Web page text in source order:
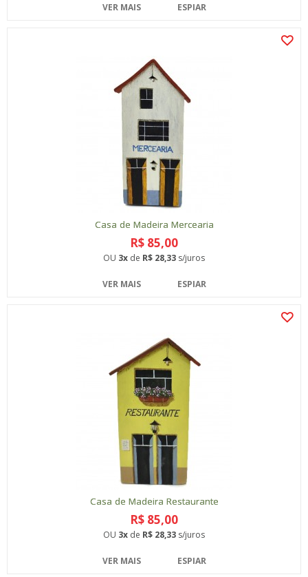
VER MAIS ESPIAR
Casa de Madeira Mercearia
R$ 85,00
OU 3x de R$ 28,33 s/juros
VER MAIS ESPIAR
Casa de Madeira Restaurante
R$ 85,00
OU 3x de R$ 28,33 s/juros
VER MAIS ESPIAR